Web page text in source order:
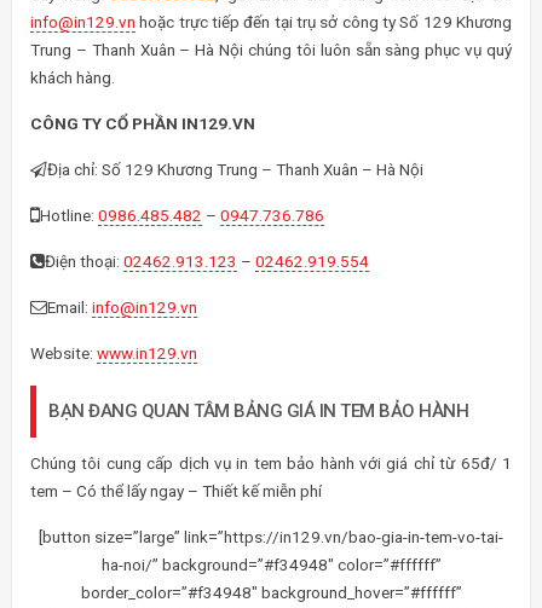
info@in129.vn hoặc trực tiếp đến tại trụ sở công ty Số 129 Khương
Trung – Thanh Xuân – Hà Nội chúng tôi luôn sẵn sàng phục vụ quý
khách hàng.
CÔNG TY CỔ PHẦN IN129.VN
Địa chỉ: Số 129 Khương Trung – Thanh Xuân – Hà Nội
Hotline: 0986.485.482 – 0947.736.786
Điện thoại: 02462.913.123 – 02462.919.554
Email: info@in129.vn
Website: www.in129.vn
BẠN ĐANG QUAN TÂM BẢNG GIÁ IN TEM BẢO HÀNH
Chúng tôi cung cấp dịch vụ in tem bảo hành với giá chỉ từ 65đ/ 1
tem – Có thể lấy ngay – Thiết kế miễn phí
[button size=”large” link=”https://in129.vn/bao-gia-in-tem-vo-tai-
ha-noi/” background=”#f34948″ color=”#ffffff”
border_color=”#f34948″ background_hover=”#ffffff”